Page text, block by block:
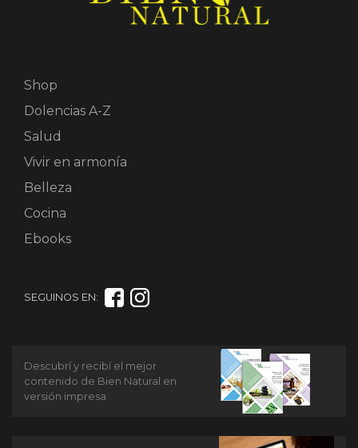
Shop
Dolencias A-Z
Salud
Vivir en armonía
Belleza
Cocina
Ebooks
SEGUINOS EN:
Descubrí y recibí el mejor
contenido de Bien Natural en
versión impresa